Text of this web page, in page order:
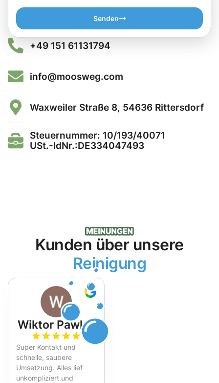
Senden
+49 151 61131794
info@moosweg.com
Waxweiler Straße 8, 54636 Rittersdorf
Steuernummer: 10/193/40071
USt.-IdNr.:DE334047493
Kunden über unsere
Reinigung
Wiktor Pawlak
Super Kontakt und
schnelle, saubere
Umsetzung. Alles lief
unkompliziert und